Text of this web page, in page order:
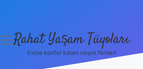
menüyü
Rahat Yaşam Tüyoları
Evine konfor katan neşeli fikirler!